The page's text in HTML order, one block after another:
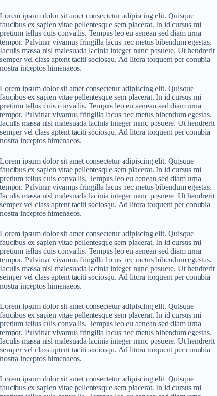
Lorem ipsum dolor sit amet consectetur adipiscing elit. Quisque
faucibus ex sapien vitae pellentesque sem placerat. In id cursus mi
pretium tellus duis convallis. Tempus leo eu aenean sed diam urna
tempor. Pulvinar vivamus fringilla lacus nec metus bibendum egestas.
Iaculis massa nisl malesuada lacinia integer nunc posuere. Ut hendrerit
semper vel class aptent taciti sociosqu. Ad litora torquent per conubia
nostra inceptos himenaeos.
Lorem ipsum dolor sit amet consectetur adipiscing elit. Quisque
faucibus ex sapien vitae pellentesque sem placerat. In id cursus mi
pretium tellus duis convallis. Tempus leo eu aenean sed diam urna
tempor. Pulvinar vivamus fringilla lacus nec metus bibendum egestas.
Iaculis massa nisl malesuada lacinia integer nunc posuere. Ut hendrerit
semper vel class aptent taciti sociosqu. Ad litora torquent per conubia
nostra inceptos himenaeos.
Lorem ipsum dolor sit amet consectetur adipiscing elit. Quisque
faucibus ex sapien vitae pellentesque sem placerat. In id cursus mi
pretium tellus duis convallis. Tempus leo eu aenean sed diam urna
tempor. Pulvinar vivamus fringilla lacus nec metus bibendum egestas.
Iaculis massa nisl malesuada lacinia integer nunc posuere. Ut hendrerit
semper vel class aptent taciti sociosqu. Ad litora torquent per conubia
nostra inceptos himenaeos.
Lorem ipsum dolor sit amet consectetur adipiscing elit. Quisque
faucibus ex sapien vitae pellentesque sem placerat. In id cursus mi
pretium tellus duis convallis. Tempus leo eu aenean sed diam urna
tempor. Pulvinar vivamus fringilla lacus nec metus bibendum egestas.
Iaculis massa nisl malesuada lacinia integer nunc posuere. Ut hendrerit
semper vel class aptent taciti sociosqu. Ad litora torquent per conubia
nostra inceptos himenaeos.
Lorem ipsum dolor sit amet consectetur adipiscing elit. Quisque
faucibus ex sapien vitae pellentesque sem placerat. In id cursus mi
pretium tellus duis convallis. Tempus leo eu aenean sed diam urna
tempor. Pulvinar vivamus fringilla lacus nec metus bibendum egestas.
Iaculis massa nisl malesuada lacinia integer nunc posuere. Ut hendrerit
semper vel class aptent taciti sociosqu. Ad litora torquent per conubia
nostra inceptos himenaeos.
Lorem ipsum dolor sit amet consectetur adipiscing elit. Quisque
faucibus ex sapien vitae pellentesque sem placerat. In id cursus mi